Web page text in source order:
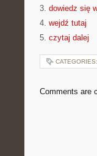
3. dowiedz się
4. wejdź tutaj
5. czytaj dalej
CATEGORIES:
Comments are